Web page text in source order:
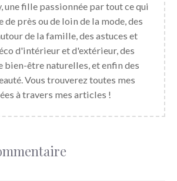
une fille passionnée par tout ce qui
de près ou de loin de la mode, des
de la famille, des astuces et
d'intérieur et d'extérieur, des
bien-être naturelles, et enfin des
Vous trouverez toutes mes
à travers mes articles !